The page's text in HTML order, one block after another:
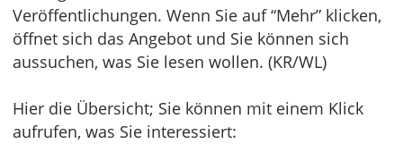
Veröffentlichungen. Wenn Sie auf “Mehr” klicken,
öffnet sich das Angebot und Sie können sich
aussuchen, was Sie lesen wollen. (KR/WL)
Hier die Übersicht; Sie können mit einem Klick
aufrufen, was Sie interessiert: